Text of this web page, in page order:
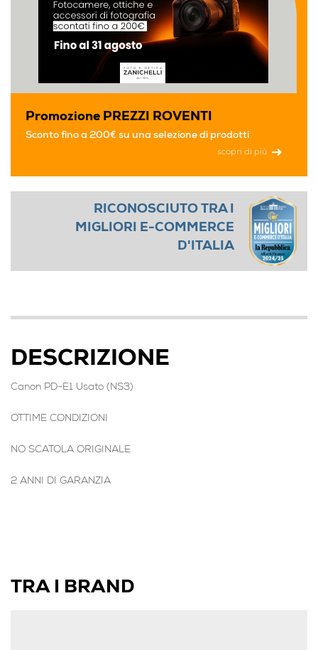
Promozione PREZZI ROVENTI
Sconto fino a 200€ su una selezione di prodotti
scopri di più
RICONOSCIUTO TRA I
MIGLIORI E-COMMERCE
D'ITALIA
DESCRIZIONE
Canon PD-E1 Usato (NS3)
OTTIME CONDIZIONI
NO SCATOLA ORIGINALE
2 ANNI DI GARANZIA
TRA I BRAND